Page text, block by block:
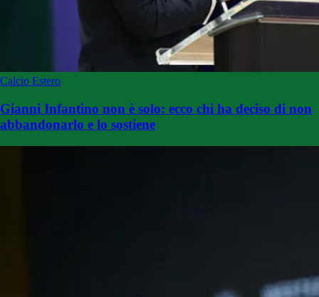
Calcio Estero
Gianni Infantino non è solo: ecco chi ha deciso di non
abbandonarlo e lo sostiene